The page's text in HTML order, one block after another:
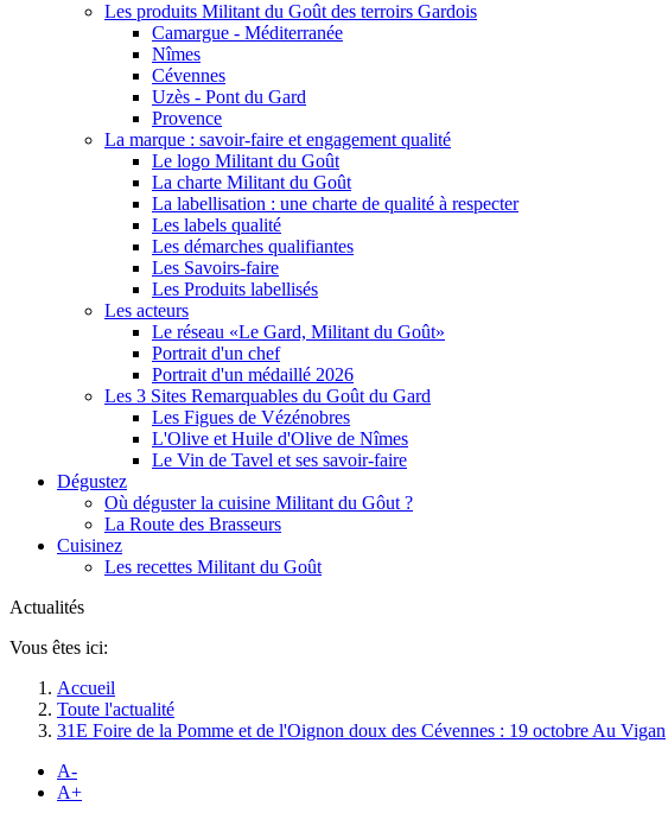
Les produits Militant du Goût des terroirs Gardois
Camargue - Méditerranée
Nîmes
Cévennes
Uzès - Pont du Gard
Provence
La marque : savoir-faire et engagement qualité
Le logo Militant du Goût
La charte Militant du Goût
La labellisation : une charte de qualité à respecter
Les labels qualité
Les démarches qualifiantes
Les Savoirs-faire
Les Produits labellisés
Les acteurs
Le réseau «Le Gard, Militant du Goût»
Portrait d'un chef
Portrait d'un médaillé 2026
Les 3 Sites Remarquables du Goût du Gard
Les Figues de Vézénobres
L'Olive et Huile d'Olive de Nîmes
Le Vin de Tavel et ses savoir-faire
Dégustez
Où déguster la cuisine Militant du Gôut ?
La Route des Brasseurs
Cuisinez
Les recettes Militant du Goût
Actualités
Vous êtes ici:
Accueil
Toute l'actualité
31E Foire de la Pomme et de l'Oignon doux des Cévennes : 19 octobre Au Vigan
A-
A+